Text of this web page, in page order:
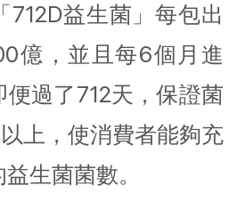
712D益生菌」每包出
億，並且每6個月進
過了712天，保證菌
上，使消費者能夠充
生菌菌數。